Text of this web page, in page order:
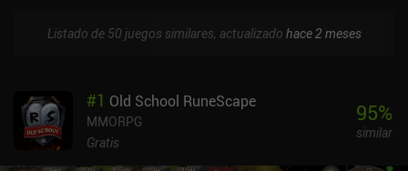
Listado de 50 juegos similares, actualizado hace 2 meses
#1 Old School RuneScape
MMORPG
Gratis
95%
similar